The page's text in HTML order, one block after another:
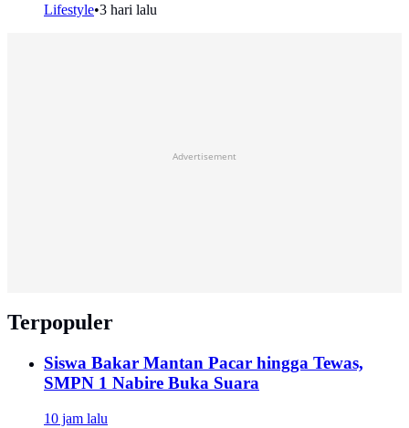
Lifestyle•3 hari lalu
Advertisement
Terpopuler
Siswa Bakar Mantan Pacar hingga Tewas,
SMPN 1 Nabire Buka Suara
10 jam lalu